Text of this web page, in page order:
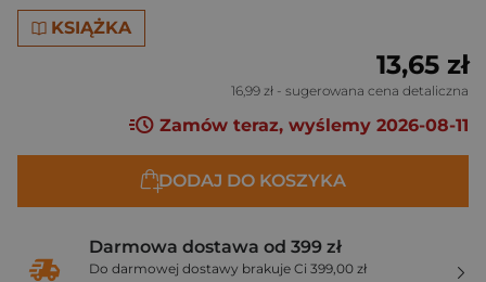
KSIĄŻKA
13,65 zł
16,99 zł - sugerowana cena detaliczna
Zamów teraz, wyślemy 2026-08-11
DODAJ DO KOSZYKA
Darmowa dostawa od 399 zł
Do darmowej dostawy brakuje Ci 399,00 zł